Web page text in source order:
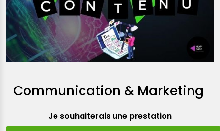
Communication & Marketing
Je souhaiterais une prestation